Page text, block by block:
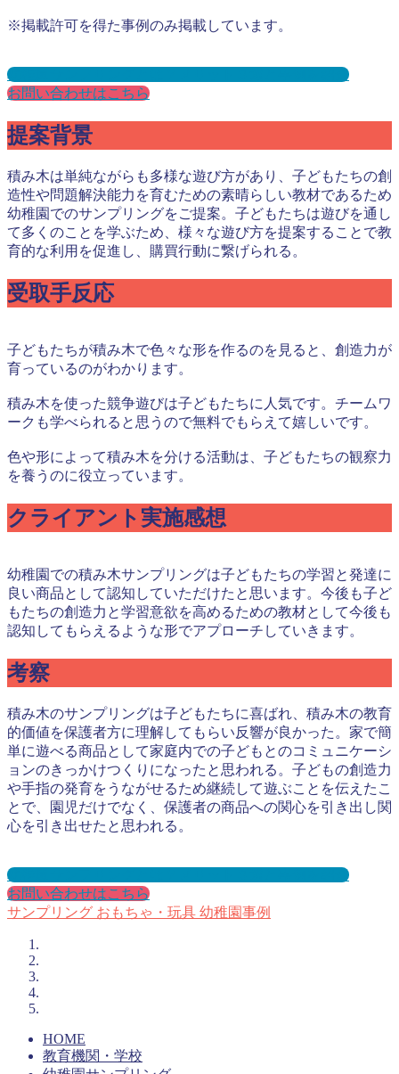
※掲載許可を得た事例のみ掲載しています。
幼稚園サンプリングとは？メリット３選と事例を紹介
お問い合わせはこちら
提案背景
積み木は単純ながらも多様な遊び方があり、子どもたちの創
造性や問題解決能力を育むための素晴らしい教材であるため
幼稚園でのサンプリングをご提案。子どもたちは遊びを通し
て多くのことを学ぶため、様々な遊び方を提案することで教
育的な利用を促進し、購買行動に繋げられる。
受取手反応
子どもたちが積み木で色々な形を作るのを見ると、創造力が
育っているのがわかります。
積み木を使った競争遊びは子どもたちに人気です。チームワ
ークも学べられると思うので無料でもらえて嬉しいです。
色や形によって積み木を分ける活動は、子どもたちの観察力
を養うのに役立っています。
クライアント実施感想
幼稚園での積み木サンプリングは子どもたちの学習と発達に
良い商品として認知していただけたと思います。今後も子ど
もたちの創造力と学習意欲を高めるための教材として今後も
認知してもらえるような形でアプローチしていきます。
考察
積み木のサンプリングは子どもたちに喜ばれ、積み木の教育
的価値を保護者方に理解してもらい反響が良かった。家で簡
単に遊べる商品として家庭内での子どもとのコミュニケーシ
ョンのきっかけつくりになったと思われる。子どもの創造力
や手指の発育をうながせるため継続して遊ぶことを伝えたこ
とで、園児だけでなく、保護者の商品への関心を引き出し関
心を引き出せたと思われる。
幼稚園サンプリングとは？メリット３選と事例を紹介
お問い合わせはこちら
サンプリング おもちゃ・玩具 幼稚園事例
HOME
教育機関・学校